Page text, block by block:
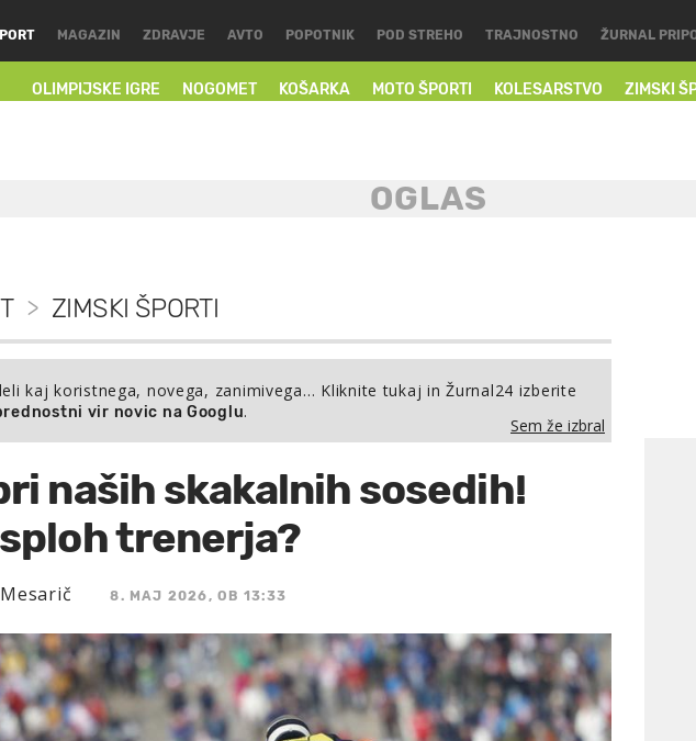
OLIMPIJSKE IGRE NOGOMET KOŠARKA MOTO ŠPORTI KOLESARSTVO ZIMSKI
MAGAZIN ZDRAVJE AVTO POPOTNIK POD STREHO TRAJNOSTNO ŽURNAL
> ZIMSKI ŠPORTI
kaj koristnega, novega, zanimivega… Kliknite tukaj in Žurnal24 izberite
vir novic na Googlu.
Sem že izbral
naših skakalnih sosedih!
trenerja?
8. MAJ 2026, OB 13:33